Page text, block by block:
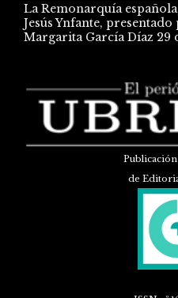
La Remonarquía
Jesús Ynfante,
Margarita García Díaz 29
de